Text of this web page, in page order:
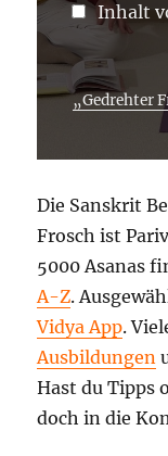
Inhalt
„Gedrehter
Die Sanskrit
Frosch ist
5000 Asanas
A-Z.
Vidya App.
Ausbildungen
Hast du Tipps
doch in die